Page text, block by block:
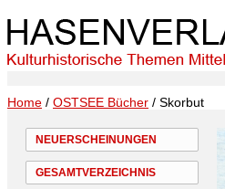
Home / OSTSEE Bücher / Skorbut
NEUERSCHEINUNGEN
GESAMTVERZEICHNIS